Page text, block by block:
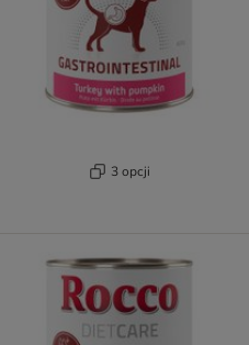
3 opcji